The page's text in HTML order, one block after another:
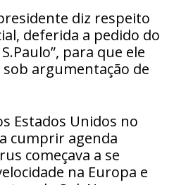
diz respeito
deferida a pedido do
para que ele
argumentação de
Estados Unidos no
cumprir agenda
começava a se
na Europa e